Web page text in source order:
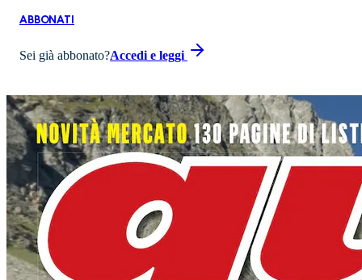
ABBONATI
Sei già abbonato?Accedi e leggi